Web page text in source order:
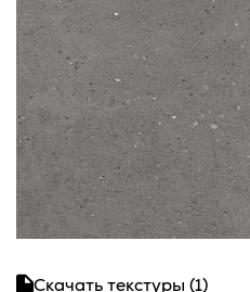
Скачать текстуры (1)